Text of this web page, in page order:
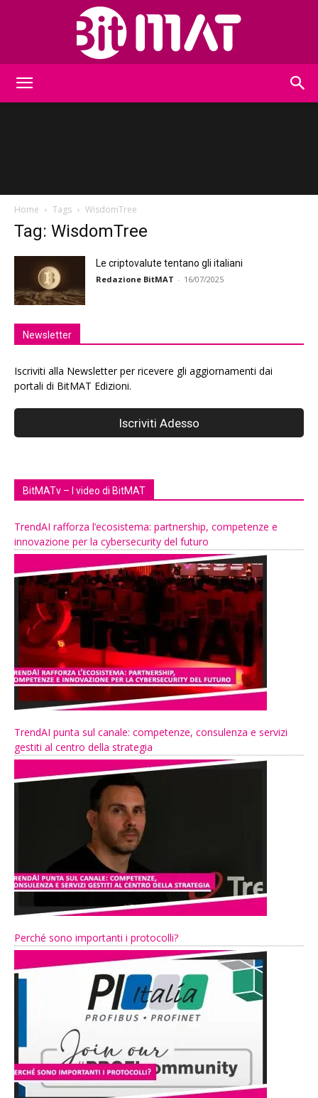
Home Tags WisdomTree
Tag: WisdomTree
Le criptovalute tentano gli italiani
Redazione BitMAT - 16/07/2025
Newsletter
Iscriviti alla Newsletter per ricevere gli aggiornamenti dai
portali di BitMAT Edizioni.
BitMATv – I video di BitMAT
TrendAI rafforza l’ecosistema: partnership, competenze e
innovazione per la cybersecurity del futuro
TrendAI punta sul canale: competenze, consulenza e servizi
gestiti al centro della strategia
Perché sono importanti i protocolli?